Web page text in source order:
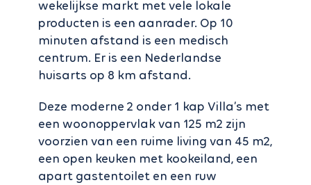
wekelijkse markt met vele lokale
producten is een aanrader. Op 10
minuten afstand is een medisch
centrum. Er is een Nederlandse
huisarts op 8 km afstand.
Deze moderne 2 onder 1 kap Villa’s met
een woonoppervlak van 125 m2 zijn
voorzien van een ruime living van 45 m2,
een open keuken met kookeiland, een
apart gastentoilet en een ruw